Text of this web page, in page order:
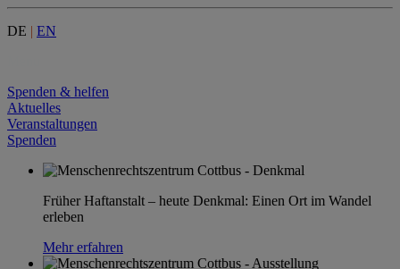
DE | EN
Spenden & helfen
Aktuelles
Veranstaltungen
Spenden
Früher Haftanstalt – heute Denkmal: Einen Ort im Wandel
erleben
Mehr erfahren